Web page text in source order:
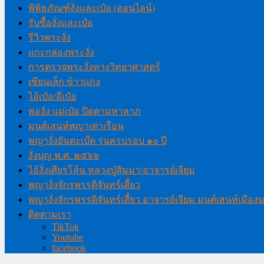
พิพิธภัณฑ์งั่งและเป๋อ (ออนไลน์)
รับซื้องั่งและเป๋อ
รีวิวพระงั่ง
แกะกล่องพระงั่ง
การตรวจพระงั่งทางวิทยาศาสตร์
เซียนเล็ก ข้าวแกง
ไอ้เป๋อ/อีเป๋อ
พ่องั่ง แม่เป๋อ ปิดตามหาลาภ
มนต์เสน่ห์พญาเต่าเรือน
พญางั่งยันตะเบ๊ด รุ่นครบรอบ ๑๐ ปี
งั่งบุญ พ.ศ. ๒๕๖๖
ไอ้งั่งเศียรโล้น หลวงปู่สิมมา/อาจารย์เจียม
พญางั่งจักรพรรดิจันทร์เสี้ยว
พญางั่งจักรพรรดิจันทร์เสี้ยว อาจารย์เจียม มนต์เสน่ห์เมือง
ติดตามเรา
TikTok
Youtube
facebook